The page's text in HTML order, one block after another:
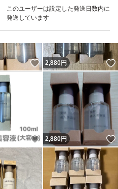
このユーザーは設定した発送日数内に
発送しています
いいね！
2,880円
いいね！
2,880円